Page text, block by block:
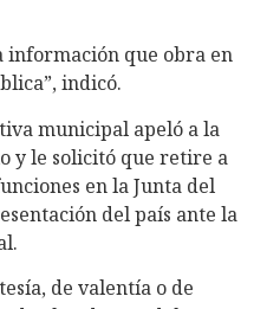
información que obra en
indicó.
municipal apeló a la
y le solicitó que retire a
en la Junta del
del país ante la
de valentía o de